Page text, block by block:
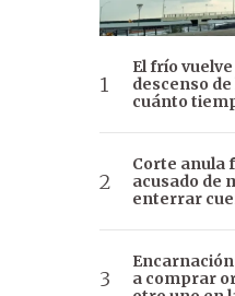
El frío
descenso de
cuánto
Corte anula
acusado de
enterrar
a comprar